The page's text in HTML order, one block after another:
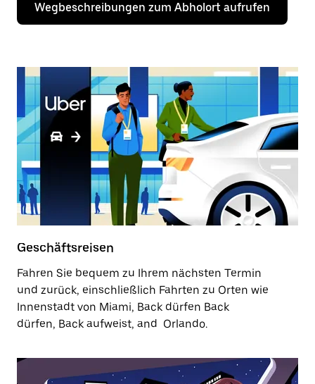
Wegbeschreibungen zum Abholort aufrufen
Geschäftsreisen
Fahren Sie bequem zu Ihrem nächsten Termin
und zurück, einschließlich Fahrten zu Orten wie
Innenstadt von Miami, Back dürfen Back
dürfen, Back aufweist, and Orlando.